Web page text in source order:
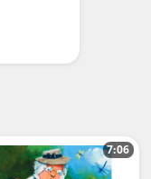
7:06